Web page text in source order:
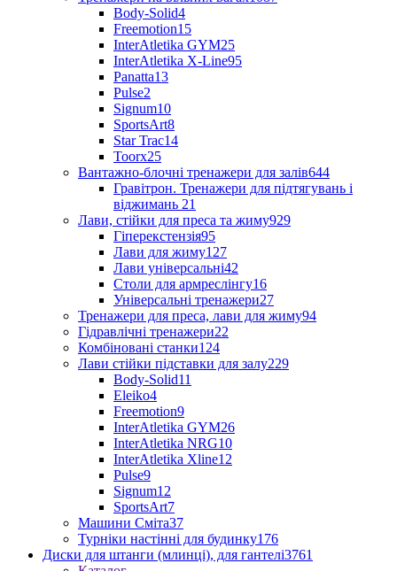
Body-Solid4
Freemotion15
InterAtletika GYM25
InterAtletika X-Line95
Panatta13
Pulse2
Signum10
SportsArt8
Star Trac14
Toorx25
Вантажно-блочні тренажери для залів644
Гравітрон. Тренажери для підтягувань і
віджимань 21
Лави, стійки для преса та жиму929
Гіперекстензія95
Лави для жиму127
Лави універсальні42
Столи для армреслінгу16
Універсальні тренажери27
Тренажери для преса, лави для жиму94
Гідравлічні тренажери22
Комбіновані станки124
Лави стійки підставки для залу229
Body-Solid11
Eleiko4
Freemotion9
InterAtletika GYM26
InterAtletika NRG10
InterAtletika Xline12
Pulse9
Signum12
SportsArt7
Машини Сміта37
Турніки настінні для будинку176
Диски для штанги (млинці), для гантелі3761